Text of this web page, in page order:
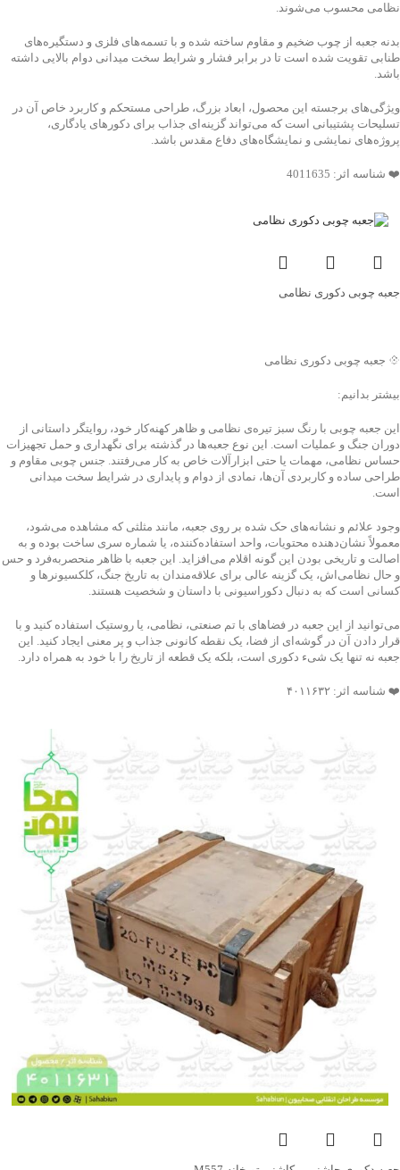
نظامی محسوب می‌شوند.
بدنه جعبه از چوب ضخیم و مقاوم ساخته شده و با تسمه‌های فلزی و دستگیره‌های
طنابی تقویت شده است تا در برابر فشار و شرایط سخت میدانی دوام بالایی داشته
باشد.
ویژگی‌های برجسته این محصول، ابعاد بزرگ، طراحی مستحکم و کاربرد خاص آن در
تسلیحات پشتیبانی است که می‌تواند گزینه‌ای جذاب برای دکورهای یادگاری،
پروژه‌های نمایشی و نمایشگاه‌های دفاع مقدس باشد.
❤️ شناسه اثر: 4011635
جعبه چوبی دکوری نظامی
💠 جعبه چوبی دکوری نظامی
بیشتر بدانیم:
این جعبه چوبی با رنگ سبز تیره‌ی نظامی و ظاهر کهنه‌کار خود، روایتگر داستانی از
دوران جنگ و عملیات است. این نوع جعبه‌ها در گذشته برای نگهداری و حمل تجهیزات
حساس نظامی، مهمات یا حتی ابزارآلات خاص به کار می‌رفتند. جنس چوبی مقاوم و
طراحی ساده و کاربردی آن‌ها، نمادی از دوام و پایداری در شرایط سخت میدانی
است.
وجود علائم و نشانه‌های حک شده بر روی جعبه، مانند مثلثی که مشاهده می‌شود،
معمولاً نشان‌دهنده محتویات، واحد استفاده‌کننده، یا شماره سری ساخت بوده و به
اصالت و تاریخی بودن این گونه اقلام می‌افزاید. این جعبه با ظاهر منحصربه‌فرد و حس
و حال نظامی‌اش، یک گزینه عالی برای علاقه‌مندان به تاریخ جنگ، کلکسیونرها و
کسانی است که به دنبال دکوراسیونی با داستان و شخصیت هستند.
می‌توانید از این جعبه در فضاهای با تم صنعتی، نظامی، یا روستیک استفاده کنید و با
قرار دادن آن در گوشه‌ای از فضا، یک نقطه کانونی جذاب و پر معنی ایجاد کنید. این
جعبه نه تنها یک شیء دکوری است، بلکه یک قطعه از تاریخ را با خود به همراه دارد.
❤️ شناسه اثر: ۴۰۱۱۶۳۲